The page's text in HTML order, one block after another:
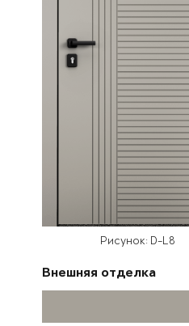
Рисунок: D-L8
Внешняя отделка